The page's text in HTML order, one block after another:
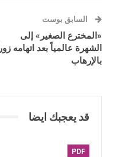
السابق بوست
«المخترع الصغير» إلى
الشهرة عالمياً بعد اتهامه زوراً
بالإرهاب
قد يعجبك ايضا
PDF